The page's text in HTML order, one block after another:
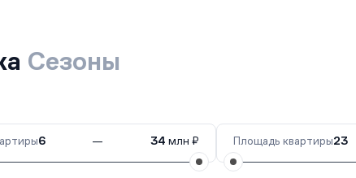
Сезоны
6 — 34 млн ₽ Площадь квартиры23
кв. 2028 II кв. 2028 62297 кв.II кв. 2028